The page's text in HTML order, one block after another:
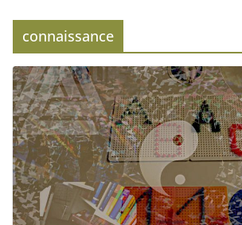
monde créé (2nde partie)
(4ème partie) : la conscience
connaissance